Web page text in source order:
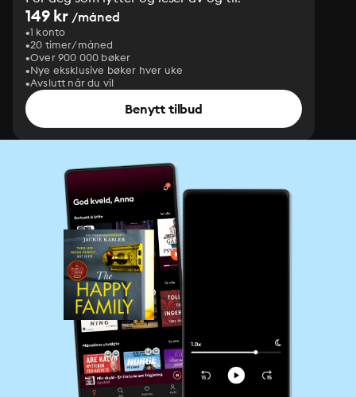
149 kr /måned
1 konto
20 timer/måned
Over 900 000 bøker
Nye eksklusive bøker hver uke
Avslutt når du vil
Benytt tilbud